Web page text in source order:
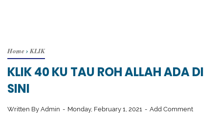
Home› KLIK
KLIK 40 KU TAU ROH ALLAH ADA DI
SINI
Written By Admin Monday, February 1, 2021 Add Comment